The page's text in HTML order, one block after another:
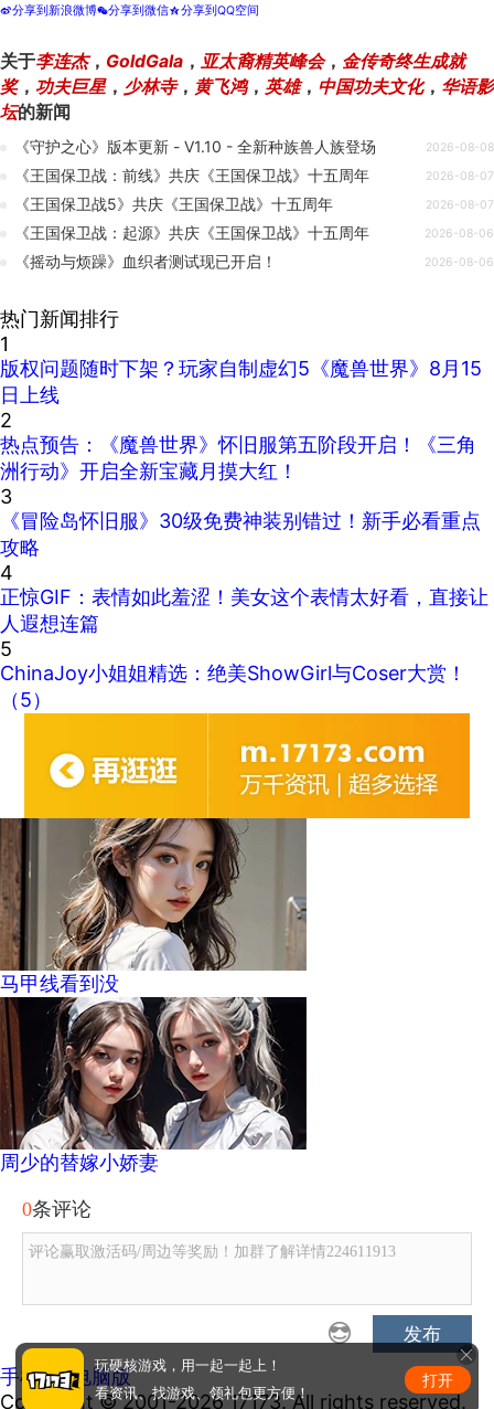
t分享到新浪微博w分享到微信z分享到QQ空间
关于李连杰， GoldGala ， 亚太裔精英峰会， 金传奇终生成就
奖， 功夫巨星， 少林寺， 黄飞鸿， 英雄， 中国功夫文化， 华语影
坛的新闻
《守护之心》版本更新 - V1.10 - 全新种族兽人族登场 2026-08-08
《王国保卫战：前线》共庆《王国保卫战》十五周年 2026-08-07
《王国保卫战5》共庆《王国保卫战》十五周年 2026-08-07
《王国保卫战：起源》共庆《王国保卫战》十五周年 2026-08-06
《摇动与烦躁》血织者测试现已开启！ 2026-08-06
热门新闻排行
1
版权问题随时下架？玩家自制虚幻5《魔兽世界》8月15
日上线
2
热点预告：《魔兽世界》怀旧服第五阶段开启！《三角
洲行动》开启全新宝藏月摸大红！
3
《冒险岛怀旧服》30级免费神装别错过！新手必看重点
攻略
4
正惊GIF：表情如此羞涩！美女这个表情太好看，直接让
人遐想连篇
5
ChinaJoy小姐姐精选：绝美ShowGirl与Coser大赏！
（5）
马甲线看到没
周少的替嫁小娇妻
0条评论
评论赢取激活码/周边等奖励！加群了解详情224611913
发布
手机版|电脑版
Copyright © 2001-2026 17173. All rights reserved.
玩硬核游戏，用一起一起上！
看资讯、找游戏、领礼包更方便！
打开